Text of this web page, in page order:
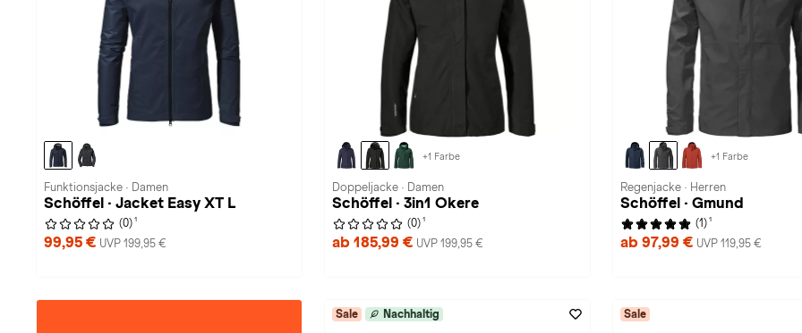
Funktionsjacke · Damen
Schöffel · Jacket Easy XT L
(0) 1
99,95 € UVP 199,95 €
+1 Farbe
Doppeljacke · Damen
Schöffel · 3in1 Okere
(0) 1
ab 185,99 € UVP 199,95 €
+1 Farbe
Regenjacke · Herren
Schöffel · Gmund
(1) 1
ab 97,99 € UVP 119,95 €
Sale Nachhaltig Sale